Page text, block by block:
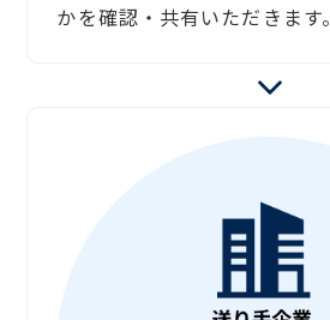
かを確認・共有いただきます。